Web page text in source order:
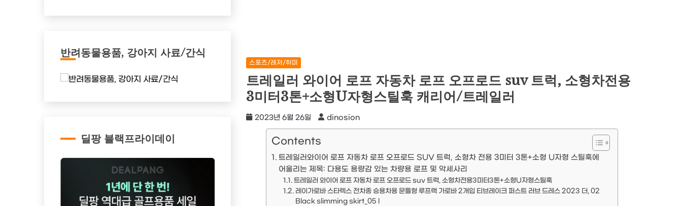
스포츠/레저/취미
트레일러 와이어 로프 자동차 로프 오프로드 suv 트럭, 소형차전용
3미터3톤+소형U자형스틸훅 캐리어/트레일러
2023년 6월 26일 dinosion
Contents
트레일러와이어 로프 자동차 로프 오프로드 SUV 트럭, 소형차 전용 3미터 3톤+소형 U자형 스틸훅에
어울리는 제목: 다용도 용량감 있는 차량용 로프 및 악세사리
트레일러 와이어 로프 자동차 로프 오프로드 suv 트럭, 소형차전용3미터3톤+소형U자형스틸훅
레이가로바 스타렉스 전차종 승용차용 문틀형 루프랙 가로바 2개입 티브레이크 퍼스트 러브 드레스 2023 더, 02
Black slimming skirt_05 l
반려동물용품, 강아지 사료/간식
딜팡 블랙프라이데이